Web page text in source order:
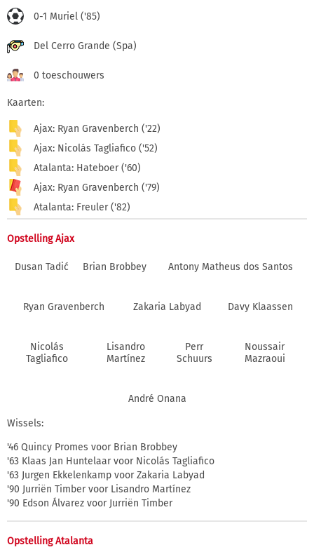
0-1 Muriel ('85)
Del Cerro Grande (Spa)
0 toeschouwers
Kaarten:
Ajax: Ryan Gravenberch ('22)
Ajax: Nicolás Tagliafico ('52)
Atalanta: Hateboer ('60)
Ajax: Ryan Gravenberch ('79)
Atalanta: Freuler ('82)
Opstelling Ajax
Dusan Tadić Brian Brobbey Antony Matheus dos Santos
Ryan Gravenberch Zakaria Labyad Davy Klaassen
Nicolás
Tagliafico
Lisandro
Martínez
Perr
Schuurs
Noussair
Mazraoui
André Onana
Wissels:
'46 Quincy Promes voor Brian Brobbey
'63 Klaas Jan Huntelaar voor Nicolás Tagliafico
'63 Jurgen Ekkelenkamp voor Zakaria Labyad
'90 Jurriën Timber voor Lisandro Martínez
'90 Edson Álvarez voor Jurriën Timber
Opstelling Atalanta